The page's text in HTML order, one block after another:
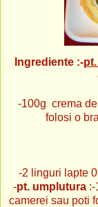
Ingrediente :-
-100g crema
folosi o
-2 linguri lapte
-pt. umplutura:-
camerei sau poti